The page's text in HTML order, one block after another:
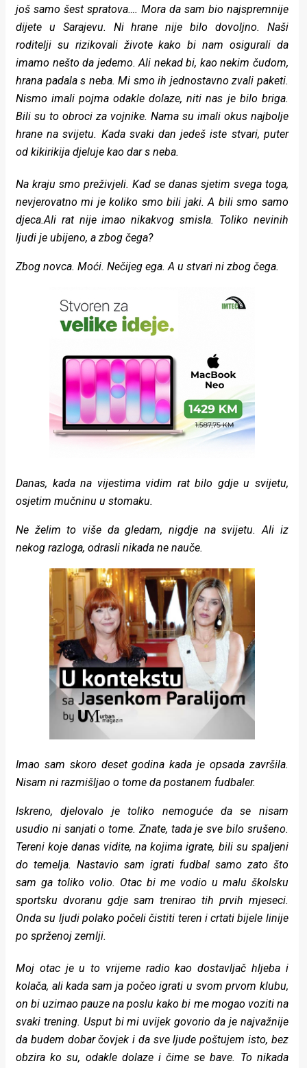
još samo šest spratova…. Mora da sam bio najspremnije
dijete u Sarajevu. Ni hrane nije bilo dovoljno. Naši
roditelji su rizikovali živote kako bi nam osigurali da
imamo nešto da jedemo. Ali nekad bi, kao nekim čudom,
hrana padala s neba. Mi smo ih jednostavno zvali paketi.
Nismo imali pojma odakle dolaze, niti nas je bilo briga.
Bili su to obroci za vojnike. Nama su imali okus najbolje
hrane na svijetu. Kada svaki dan jedeš iste stvari, puter
od kikirikija djeluje kao dar s neba.
Na kraju smo preživjeli. Kad se danas sjetim svega toga,
nevjerovatno mi je koliko smo bili jaki. A bili smo samo
djeca.Ali rat nije imao nikakvog smisla. Toliko nevinih
ljudi je ubijeno, a zbog čega?
Zbog novca. Moći. Nečijeg ega. A u stvari ni zbog čega.
Danas, kada na vijestima vidim rat bilo gdje u svijetu,
osjetim mučninu u stomaku.
Ne želim to više da gledam, nigdje na svijetu. Ali iz
nekog razloga, odrasli nikada ne nauče.
Imao sam skoro deset godina kada je opsada završila.
Nisam ni razmišljao o tome da postanem fudbaler.
Iskreno, djelovalo je toliko nemoguće da se nisam
usudio ni sanjati o tome. Znate, tada je sve bilo srušeno.
Tereni koje danas vidite, na kojima igrate, bili su spaljeni
do temelja. Nastavio sam igrati fudbal samo zato što
sam ga toliko volio. Otac bi me vodio u malu školsku
sportsku dvoranu gdje sam trenirao tih prvih mjeseci.
Onda su ljudi polako počeli čistiti teren i crtati bijele linije
po sprženoj zemlji.
Moj otac je u to vrijeme radio kao dostavljač hljeba i
kolača, ali kada sam ja počeo igrati u svom prvom klubu,
on bi uzimao pauze na poslu kako bi me mogao voziti na
svaki trening. Usput bi mi uvijek govorio da je najvažnije
da budem dobar čovjek i da sve ljude poštujem isto, bez
obzira ko su, odakle dolaze i čime se bave. To nikada